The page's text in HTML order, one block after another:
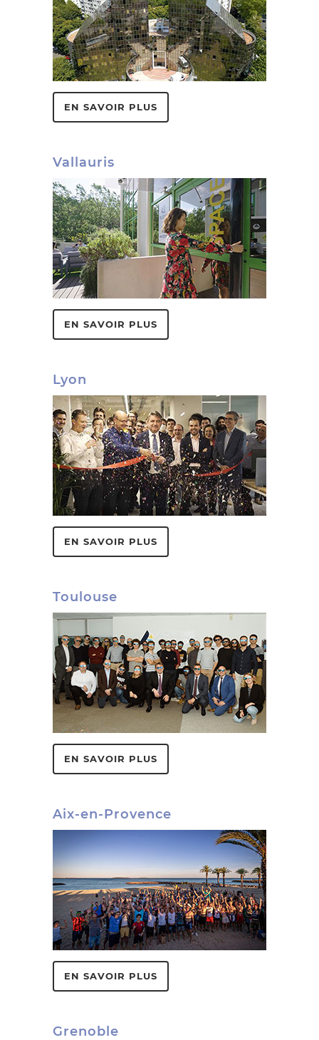
EN SAVOIR PLUS
Vallauris
EN SAVOIR PLUS
Lyon
EN SAVOIR PLUS
Toulouse
EN SAVOIR PLUS
Aix-en-Provence
EN SAVOIR PLUS
Grenoble